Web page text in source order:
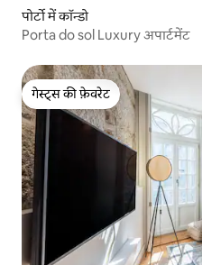
पोर्टो में कॉन्डो
Porta do sol Luxury अपार्टमेंट
गेस्ट्स की फ़ेवरेट
गेस्ट्स की फ़ेवरेट